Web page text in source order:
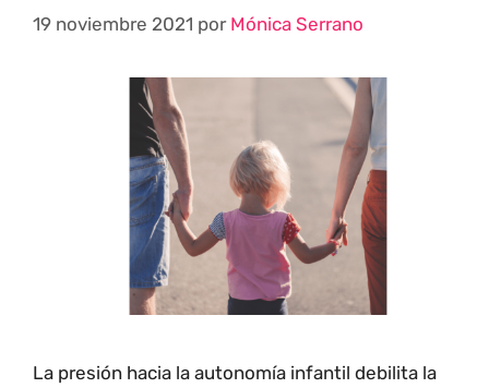
19 noviembre 2021 por Mónica Serrano
La presión hacia la autonomía infantil debilita la